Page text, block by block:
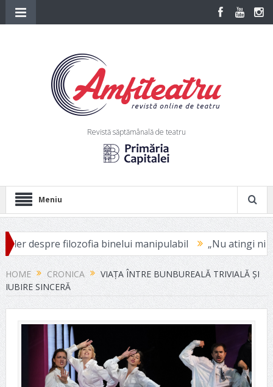
Revistă săptămânală de teatru
Meniu
filozofia binelui manipulabil „Nu atingi niciodată
HOME CRONICA
VIAȚA ÎNTRE BUNBUREALĂ TRIVIALĂ ȘI
IUBIRE SINCERĂ